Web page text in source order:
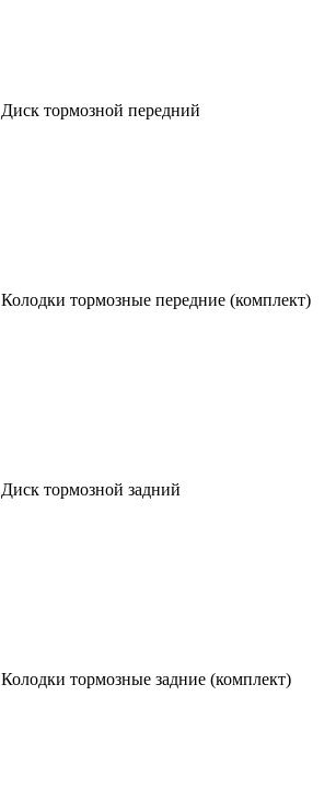
Диск тормозной передний
Колодки тормозные передние (комплект)
Диск тормозной задний
Колодки тормозные задние (комплект)